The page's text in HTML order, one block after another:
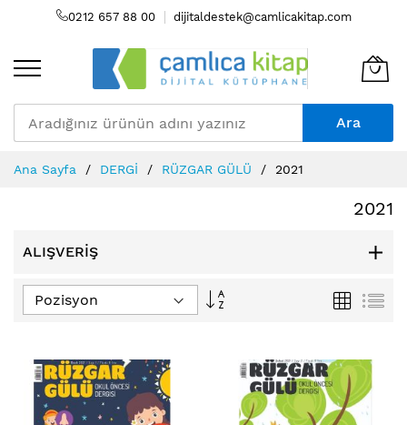
0212 657 88 00 dijitaldestek@camlicakitap.com
Ara
to
Ana Sayfa DERGİ RÜZGAR GÜLÜ 2021
2021
ALIŞVERIŞ
Büyükten
Izgara